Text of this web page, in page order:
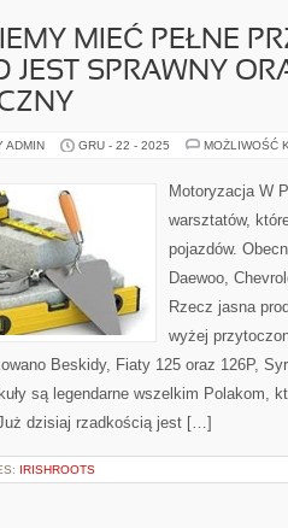
MIEĆ PEŁNE
JEST SPRAWNY
ADMIN GRU - 22 - 2025 MOŻLIWOŚĆ
Motoryzacja W
warsztatów,
pojazdów.
Daewoo,
Rzecz jasna
wyżej
Beskidy, Fiaty 125 oraz 126P,
są legendarne wszelkim Polakom,
dzisiaj rzadkością jest […]
IRISHROOTS